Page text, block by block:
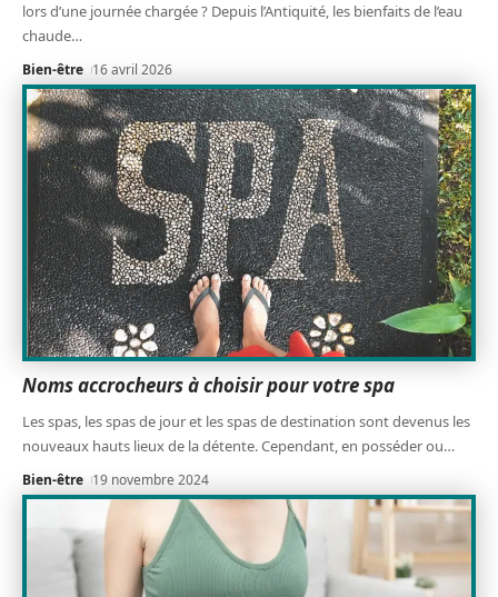
lors d’une journée chargée ? Depuis l’Antiquité, les bienfaits de l’eau
chaude…
Bien-être 16 avril 2026
Noms accrocheurs à choisir pour votre spa
Les spas, les spas de jour et les spas de destination sont devenus les
nouveaux hauts lieux de la détente. Cependant, en posséder ou…
Bien-être 19 novembre 2024